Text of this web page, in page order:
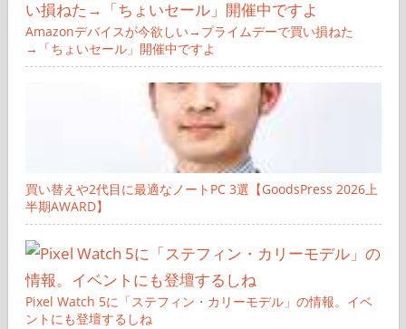
Amazonデバイスが今欲しい→プライムデーで買い損ねた
→「ちょいセール」開催中ですよ
買い替えや2代目に最適なノートPC 3選【GoodsPress 2026上
半期AWARD】
Pixel Watch 5に「ステフィン・カリーモデル」の情報。イベ
ントにも登壇するしね